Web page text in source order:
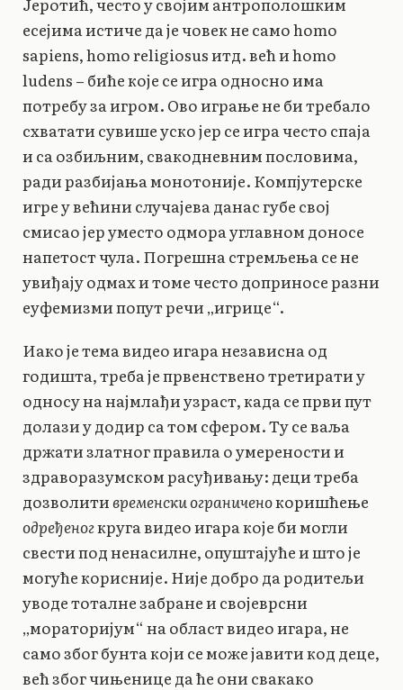
есејима истиче да је човек не само homo
sapiens, homo religiosus итд. већ и homo
ludens – биће које се игра односно има
потребу за игром. Ово играње не би требало
схватати сувише уско јер се игра често спаја
и са озбиљним, свакодневним пословима,
ради разбијања монотоније. Компјутерске
игре у већини случајева данас губе свој
смисао јер уместо одмора углавном доносе
напетост чула. Погрешна стремљења се не
увиђају одмах и томе често доприносе разни
еуфемизми попут речи „игрице“.
Иако је тема видео игара независна од
годишта, треба је првенствено третирати у
односу на најмлађи узраст, када се први пут
долази у додир са том сфером. Ту се ваља
држати златног правила о умерености и
здраворазумском расуђивању: деци треба
дозволитивременски ограниченокоришћење
одређеногкруга видео игара које би могли
свести под ненасилне, опуштајуће и што је
могуће корисније. Није добро да родитељи
уводе тоталне забране и својеврсни
„мораторијум“ на област видео игара, не
само због бунта који се може јавити код деце,
већ због чињенице да ће они свакако